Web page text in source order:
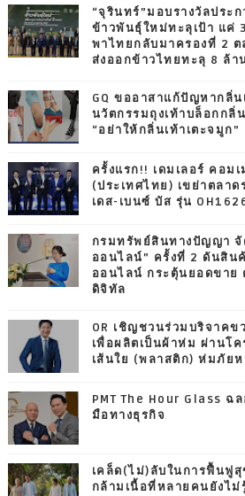
“จุรินทร์”มอบรางวัลประ
ข้าวพันธุ์ใหม่ทะลุเป้า แค่
พาไทยกลับมาครองที่ 2
ส่งออกข้าวไทยทะลุ 8 ล้า
GQ ขออาสาแก้ปัญหากลิ่
นวัตกรรมถุงเท้าบล็อกก
“อย่าให้กลิ่นเท้าเตะจมูก”
ครั้งแรก!! เดมเลอร์ คอม
(ประเทศไทย) เขย่าตลาด
เดส-เบนซ์ บัส รุ่น
กรมทรัพย์สินทางปัญญา จั
ออนไลน์” ครั้งที่ 2 ดันสิน
ออนไลน์ กระตุ้นยอดขาย
ดิจิทัล
OR เชิญชวนร่วมบริจาคข
เพื่อผลิตเป็นผ้าห่ม ผ่านโ
เส้นใย (พลาสติก) ห่มภัย
PMT The Hour Glass ฉ
มือทางธุรกิจ
เคล็ด(ไม่)ลับในการฟื้นฟูสุ
กล้ามเนื้อที่หลายคนยังไม่